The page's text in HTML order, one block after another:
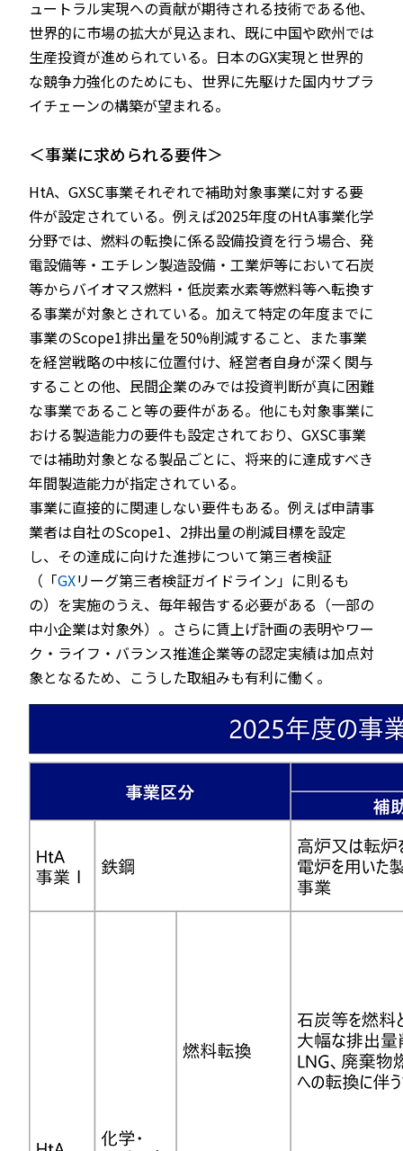
ュートラル実現への貢献が期待される技術である他、
世界的に市場の拡大が見込まれ、既に中国や欧州では
生産投資が進められている。日本のGX実現と世界的
な競争力強化のためにも、世界に先駆けた国内サプラ
イチェーンの構築が望まれる。
＜事業に求められる要件＞
HtA、GXSC事業それぞれで補助対象事業に対する要
件が設定されている。例えば2025年度のHtA事業化学
分野では、燃料の転換に係る設備投資を行う場合、発
電設備等・エチレン製造設備・工業炉等において石炭
等からバイオマス燃料・低炭素水素等燃料等へ転換す
る事業が対象とされている。加えて特定の年度までに
事業のScope1排出量を50%削減すること、また事業
を経営戦略の中核に位置付け、経営者自身が深く関与
することの他、民間企業のみでは投資判断が真に困難
な事業であること等の要件がある。他にも対象事業に
おける製造能力の要件も設定されており、GXSC事業
では補助対象となる製品ごとに、将来的に達成すべき
年間製造能力が指定されている。
事業に直接的に関連しない要件もある。例えば申請事
業者は自社のScope1、2排出量の削減目標を設定
し、その達成に向けた進捗について第三者検証
（「GXリーグ第三者検証ガイドライン」に則るも
の）を実施のうえ、毎年報告する必要がある（一部の
中小企業は対象外）。さらに賃上げ計画の表明やワー
ク・ライフ・バランス推進企業等の認定実績は加点対
象となるため、こうした取組みも有利に働く。